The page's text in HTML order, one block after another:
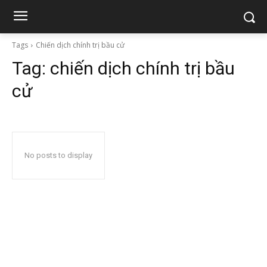
Tags Chiến dịch chính trị bầu cử
Tag: chiến dịch chính trị bầu
cử
No posts to display